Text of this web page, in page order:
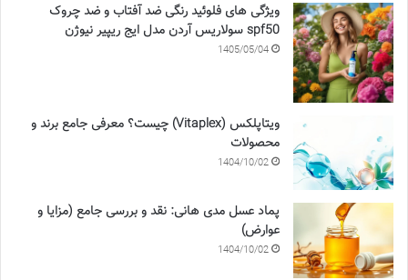
ویژگی های فلوئید رنگی ضد آفتاب و ضد چروک
spf50 سولاریس آردن مدل ایج ریپیر نیوژن
1405/05/04
ویتاپلکس (Vitaplex) چیست؟ معرفی جامع برند و
محصولات
1404/10/02
پماد عسل مدی هانی: نقد و بررسی جامع (مزایا و
عوارض)
1404/10/02